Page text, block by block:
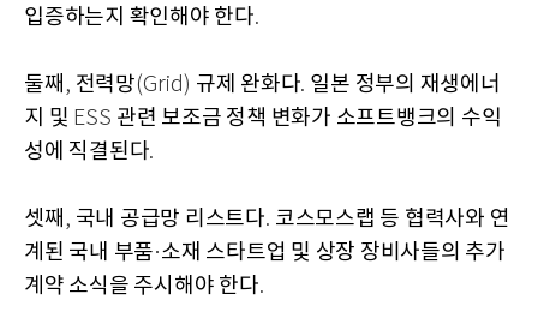
입증하는지 확인해야 한다.
둘째 , 전력망(Grid) 규제 완화다. 일본 정부의 재생에너
지 및 ESS 관련 보조금 정책 변화가 소프트뱅크의 수익
성에 직결된다.
셋째 , 국내 공급망 리스트다. 코스모스랩 등 협력사와 연
계된 국내 부품·소재 스타트업 및 상장 장비사들의 추가
계약 소식을 주시해야 한다.